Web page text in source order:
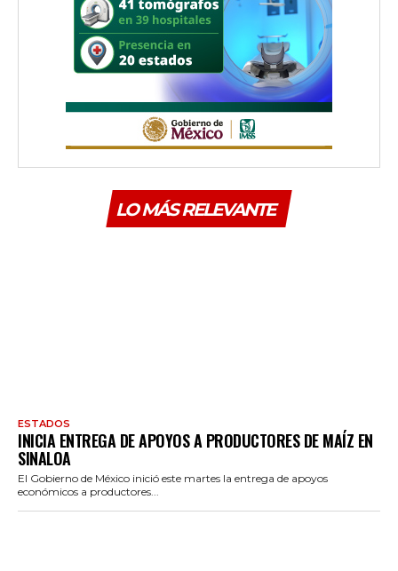
LO MÁS RELEVANTE
ESTADOS
INICIA ENTREGA DE APOYOS A PRODUCTORES DE MAÍZ EN
SINALOA
El Gobierno de México inició este martes la entrega de apoyos
económicos a productores...